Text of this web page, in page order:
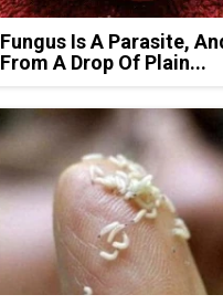
Fungus Is A Parasite,
From A Drop Of Plain...